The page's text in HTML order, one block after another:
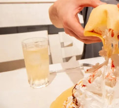
豪快にガバッと掴んでいただ